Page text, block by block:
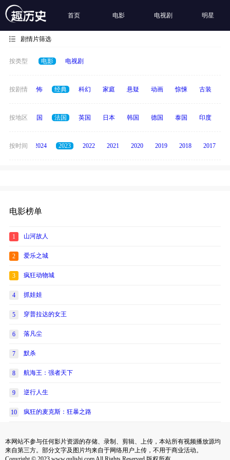
首页 电影 电视剧 明星
剧情片筛选
按类型 电影 电视剧
按剧情
冒险 恐怖 经典 科幻 家庭 悬疑 动画 惊悚 古装
按地区
中国 美国 法国 英国 日本 韩国 德国 泰国 印度
按时间
2025 2024 2023 2022 2021 2020 2019 2018 2017
电影榜单
1 山河故人
2 爱乐之城
3 疯狂动物城
4 抓娃娃
5 穿普拉达的女王
6 落凡尘
7 默杀
8 航海王：强者天下
9 逆行人生
10 疯狂的麦克斯：狂暴之路
本网站不参与任何影片资源的存储、录制、剪辑、上传，本站所有视频播放源均
来自第三方。部分文字及图片均来自于网络用户上传，不用于商业活动。